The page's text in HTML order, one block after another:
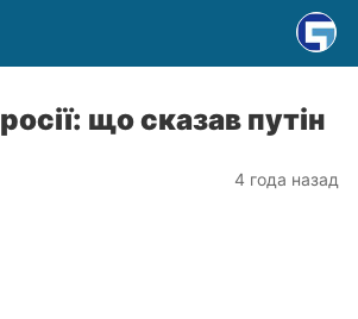
що сказав путін
4 года назад